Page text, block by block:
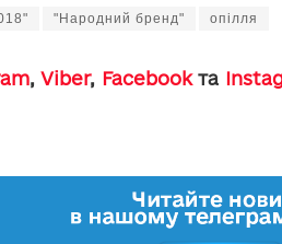
"Народний бренд" опілля
,Viber, Facebookта